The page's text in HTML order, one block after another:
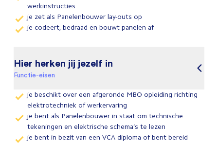
werkinstructies
je zet als Panelenbouwer lay-outs op
je codeert, bedraad en bouwt panelen af
Hier herken jij jezelf in
Functie-eisen
je beschikt over een afgeronde MBO opleiding richting
elektrotechniek of werkervaring
je bent als Panelenbouwer in staat om technische
tekeningen en elektrische schema’s te lezen
je bent in bezit van een VCA diploma of bent bereid